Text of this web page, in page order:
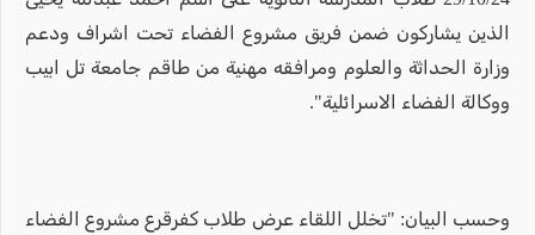
الذين يشاركون ضمن فريق مشروع الفضاء تحت اشراف ودعم
وزارة الحداثة والعلوم ومرافقه مهنية من طاقم جامعة تل ابيب
ووكالة الفضاء الاسرائلية".
وحسب البيان: "تخلل اللقاء عرض طلاب كفرقرع مشروع الفضاء